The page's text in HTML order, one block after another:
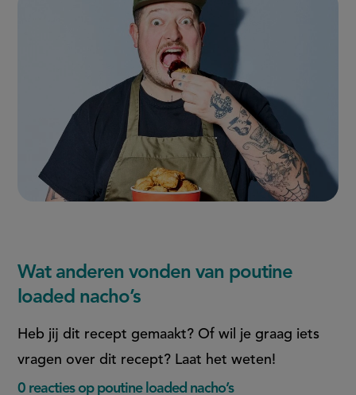
externe
link)
externe
link)
Wat anderen vonden van poutine
loaded nacho’s
Heb jij dit recept gemaakt? Of wil je graag iets
vragen over dit recept? Laat het weten!
0 reacties op poutine loaded nacho’s